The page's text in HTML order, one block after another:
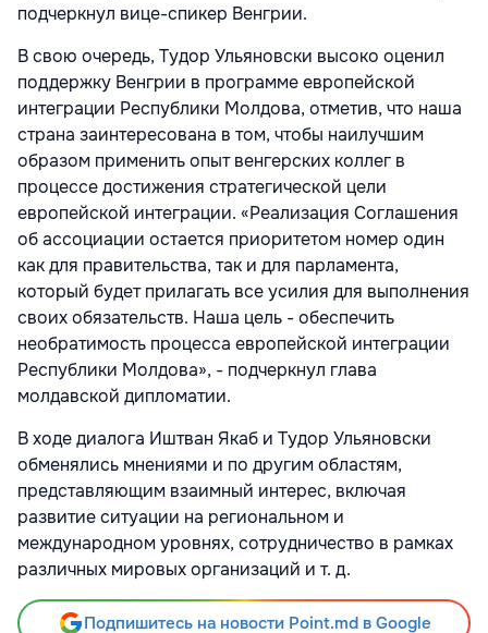
подчеркнул вице-спикер Венгрии.
В свою очередь, Тудор Ульяновски высоко оценил
поддержку Венгрии в программе европейской
интеграции Республики Молдова, отметив, что наша
страна заинтересована в том, чтобы наилучшим
образом применить опыт венгерских коллег в
процессе достижения стратегической цели
европейской интеграции. «Реализация Соглашения
об ассоциации остается приоритетом номер один
как для правительства, так и для парламента,
который будет прилагать все усилия для выполнения
своих обязательств. Наша цель - обеспечить
необратимость процесса европейской интеграции
Республики Молдова», - подчеркнул глава
молдавской дипломатии.
В ходе диалога Иштван Якаб и Тудор Ульяновски
обменялись мнениями и по другим областям,
представляющим взаимный интерес, включая
развитие ситуации на региональном и
международном уровнях, сотрудничество в рамках
различных мировых организаций и т. д.
Подпишитесь на новости Point.md в Google